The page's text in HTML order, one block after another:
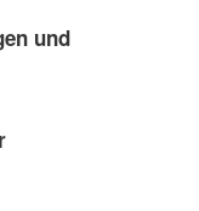
und